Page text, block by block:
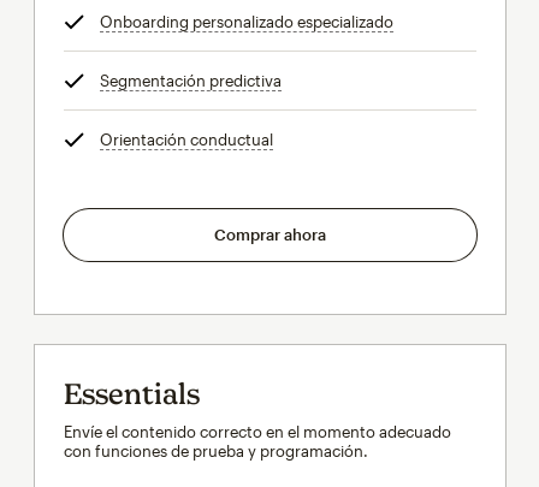
Onboarding personalizado especializadoinfo
Segmentación predictiva
Orientación conductualinfo
Comprar ahora
Essentials
Envíe el contenido correcto en el momento adecuado
con funciones de prueba y programación.